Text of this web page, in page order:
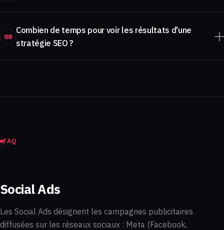
08
Combien de temps pour voir les résultats d'une
stratégie SEO ?
FAQ
Social Ads
Les Social Ads désignent les campagnes publicitaires
diffusées sur les réseaux sociaux : Meta (Facebook,